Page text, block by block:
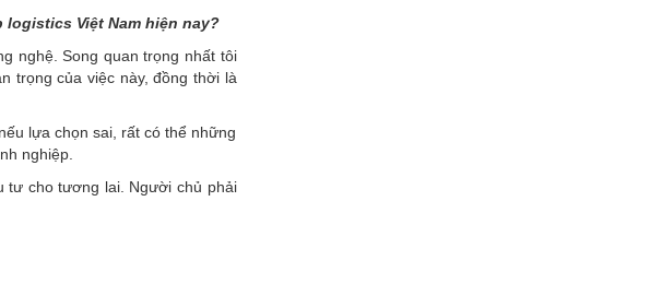
Việt Nam hiện nay?
nghệ. Song quan trọng nhất tôi
trọng của việc này, đồng thời là
lựa chọn sai, rất có thể những
nghiệp.
tư cho tương lai. Người chủ phải